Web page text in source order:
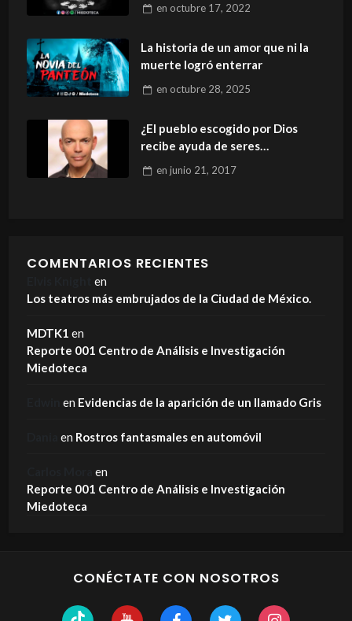
en octubre 17, 2022
La historia de un amor que ni la
muerte logró enterrar
en octubre 28, 2025
¿El pueblo escogido por Dios
recibe ayuda de seres
espirituales?
en junio 21, 2017
COMENTARIOS RECIENTES
en
Los teatros más embrujados de la Ciudad de México.
MDTK1 en
Reporte 001 Centro de Análisis e Investigación
Miedoteca
en Evidencias de la aparición de un llamado Gris
en Rostros fantasmales en automóvil
en
Reporte 001 Centro de Análisis e Investigación
Miedoteca
CONÉCTATE CON NOSOTROS